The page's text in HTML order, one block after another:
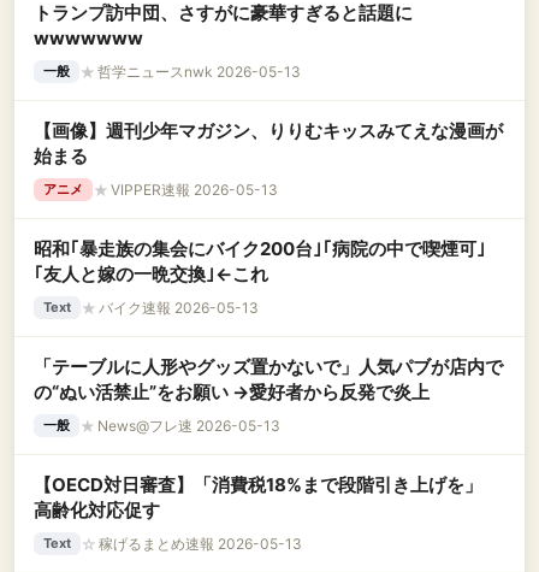
トランプ訪中団、さすがに豪華すぎると話題に
wwwwwww
一般 ★ 哲学ニュースnwk 2026-05-13
【画像】週刊少年マガジン、りりむキッスみてえな漫画が
始まる
アニメ ★ VIPPER速報 2026-05-13
昭和｢暴走族の集会にバイク200台｣｢病院の中で喫煙可｣
｢友人と嫁の一晩交換｣←これ
Text ★ バイク速報 2026-05-13
「テーブルに人形やグッズ置かないで」人気パブが店内で
の“ぬい活禁止”をお願い →愛好者から反発で炎上
一般 ★ News@フレ速 2026-05-13
【OECD対日審査】「消費税18%まで段階引き上げを」
高齢化対応促す
Text ☆ 稼げるまとめ速報 2026-05-13